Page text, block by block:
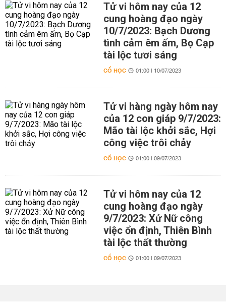
Tử vi hôm nay của 12
cung hoàng đạo ngày
10/7/2023: Bạch Dương
tình cảm êm ấm, Bọ Cạp
tài lộc tươi sáng
CỔ HỌC 01:00 | 10/07/2023
Tử vi hàng ngày hôm nay
của 12 con giáp 9/7/2023:
Mão tài lộc khởi sắc, Hợi
công việc trôi chảy
CỔ HỌC 01:00 | 09/07/2023
Tử vi hôm nay của 12
cung hoàng đạo ngày
9/7/2023: Xử Nữ công
việc ổn định, Thiên Bình
tài lộc thất thường
CỔ HỌC 01:00 | 09/07/2023